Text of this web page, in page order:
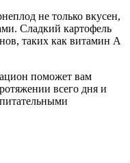
не только вкусен,
Сладкий картофель
таких как витамин А
поможет вам
всего дня и